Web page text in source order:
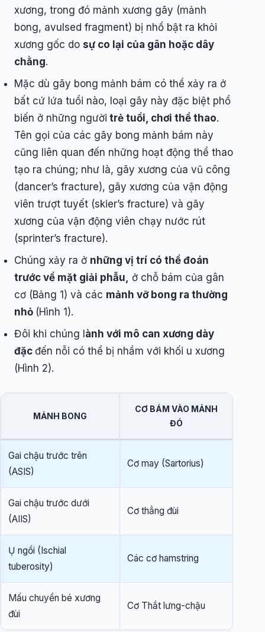
xương, trong đó mảnh xương gãy (mảnh
bong, avulsed fragment) bị nhổ bật ra khỏi
xương gốc do sự co lại của gân hoặc dây
chằng.
Mặc dù gãy bong mảnh bám có thể xảy ra ở
bất cứ lứa tuổi nào, loại gãy này đặc biệt phổ
biến ở những người trẻ tuổi, chơi thể thao.
Tên gọi của các gãy bong mảnh bám này
cũng liên quan đến những hoạt động thể thao
tạo ra chúng; như là, gãy xương của vũ công
(dancer’s fracture), gãy xương của vận động
viên trượt tuyết (skier’s fracture) và gãy
xương của vận động viên chạy nước rút
(sprinter’s fracture).
Chúng xảy ra ở những vị trí có thể đoán
trước về mặt giải phẫu, ở chỗ bám của gân
cơ (Bảng 1) và các mảnh vỡ bong ra thường
nhỏ (Hình 1).
Đôi khi chúng l ành với mô can xương dày
đặc đến nỗi có thể bị nhầm với khối u xương
(Hình 2).
MẢNH BONG
CƠ BÁM VÀO MẢNH
ĐÓ
Gai chậu trước trên
(ASIS)
Cơ may (Sartorius)
Gai chậu trước dưới
(AIIS)
Cơ thẳng đùi
Ụ ngồi (Ischial
tuberosity)
Các cơ hamstring
Mấu chuyển bé xương
đùi
Cơ Thắt lưng-chậu